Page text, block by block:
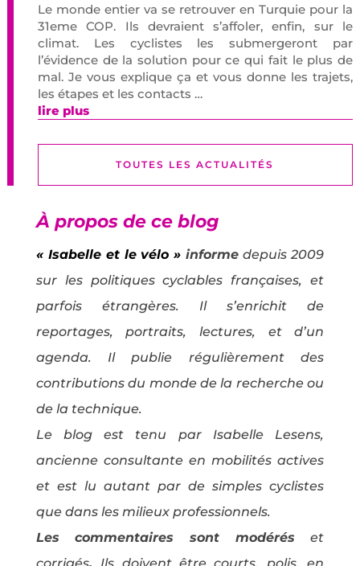
Le monde entier va se retrouver en Turquie pour la
31eme COP. Ils devraient s’affoler, enfin, sur le
climat. Les cyclistes les submergeront par
l’évidence de la solution pour ce qui fait le plus de
mal. Je vous explique ça et vous donne les trajets,
les étapes et les contacts …
lire plus
TOUTES LES ACTUALITÉS
À propos de ce blog
« Isabelle et le vélo » informe depuis 2009
sur les politiques cyclables françaises, et
parfois étrangères. Il s’enrichit de
reportages, portraits, lectures, et d’un
agenda. Il publie régulièrement des
contributions du monde de la recherche ou
de la technique.
Le blog est tenu par Isabelle Lesens,
ancienne consultante en mobilités actives
et est lu autant par de simples cyclistes
que dans les milieux professionnels.
Les commentaires sont modéréset
corrigés. Ils doivent être courts, polis, en